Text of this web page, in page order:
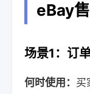
eBay
场景1：订
何时使用： 买